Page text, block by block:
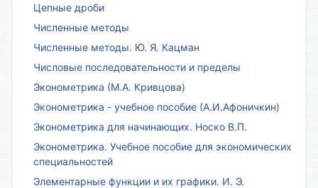
Цепные дроби
Численные методы
Численные методы. Ю. Я. Кацман
Числовые последовательности и пределы
Эконометрика (М.А. Кривцова)
Эконометрика - учебное пособие (А.И.Афоничкин)
Эконометрика для начинающих. Носко В.П.
Эконометрика. Учебное пособие для экономических
специальностей
Элементарные функции и их графики. И. Э.